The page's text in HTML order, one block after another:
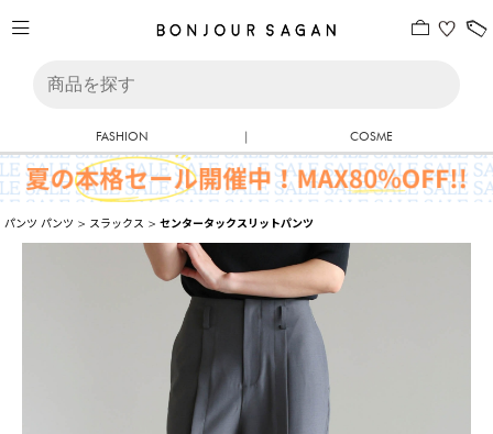
FASHION | COSME
パンツ パンツ > スラックス >センタータックスリットパンツ